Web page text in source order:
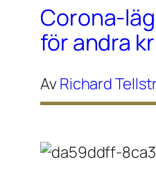
Corona-
för andra
AvRichard